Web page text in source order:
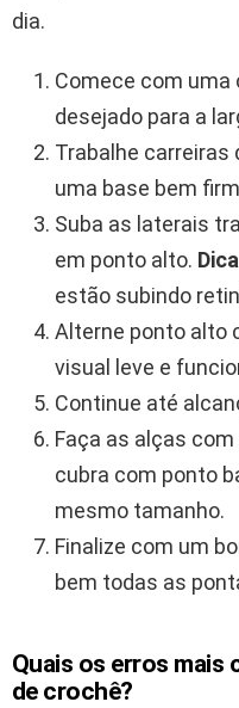
dia.
Comece com
desejado para a
Trabalhe carreiras
uma base bem
Suba as laterais
em ponto alto.
estão subindo
Alterne ponto alto
visual leve e
Continue até
Faça as alças
cubra com ponto
mesmo tamanho.
Finalize com um
bem todas as
Quais os erros mais
de crochê?